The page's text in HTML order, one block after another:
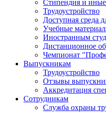
Стипендия и
Трудоустройство
Доступная среда
Учебные
Иностранным
Дистанционное
Чемпионат
Выпускникам
Трудоустройство
Отзывы
Аккредитация
Сотрудникам
Служба охраны